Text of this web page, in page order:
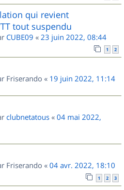
qui revient
tout suspendu
CUBE09 « 23 juin 2022, 08:44
1 2
Friserando « 19 juin 2022, 11:14
clubnetatous « 04 mai 2022,
Friserando « 04 avr. 2022, 18:10
1 2 3